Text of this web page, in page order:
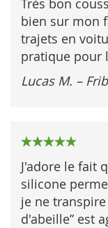
Très bon
bien sur mon
trajets en
pratique pour
Lucas M. –
100%
J'adore le fait
silicone
je ne
d'abeille” est